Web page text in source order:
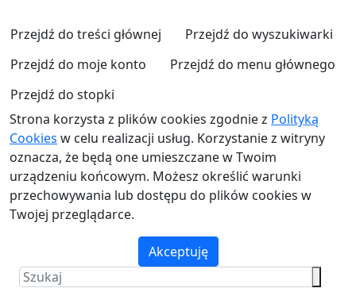
Przejdź do treści głównej
Przejdź do wyszukiwarki
Przejdź do moje konto
Przejdź do menu głównego
Przejdź do stopki
Strona korzysta z plików cookies zgodnie z Polityką
Cookies w celu realizacji usług. Korzystanie z witryny
oznacza, że będą one umieszczane w Twoim
urządzeniu końcowym. Możesz określić warunki
przechowywania lub dostępu do plików cookies w
Twojej przeglądarce.
Akceptuję